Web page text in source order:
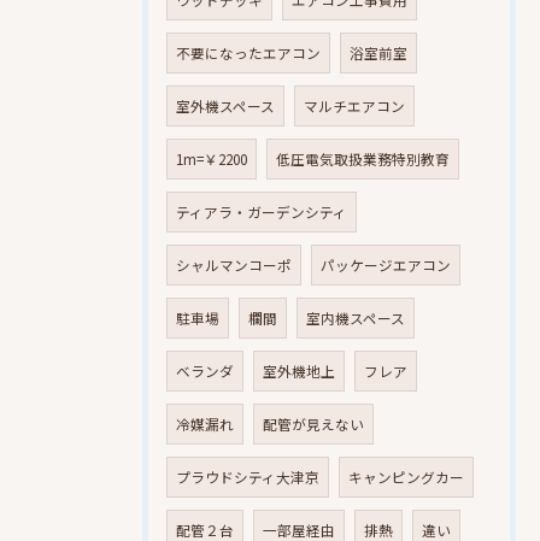
不要になったエアコン 浴室前室
室外機スペース マルチエアコン
1m=￥2200 低圧電気取扱業務特別教育
ティアラ・ガーデンシティ
シャルマンコーポ パッケージエアコン
駐車場 欄間 室内機スペース
ベランダ 室外機地上 フレア
冷媒漏れ 配管が見えない
プラウドシティ大津京 キャンピングカー
配管２台 一部屋経由 排熱 違い